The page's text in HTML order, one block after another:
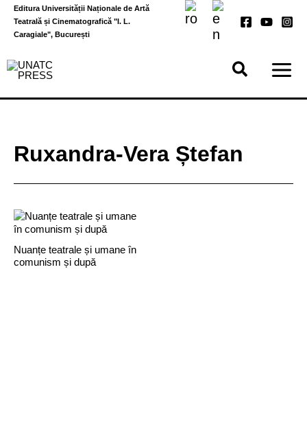
Skip
content
Editura Universității Naționale de Artă
Teatrală și Cinematografică "I. L.
Caragiale", București
Ruxandra-Vera Ștefan
Nuanțe teatrale și umane în
comunism și după